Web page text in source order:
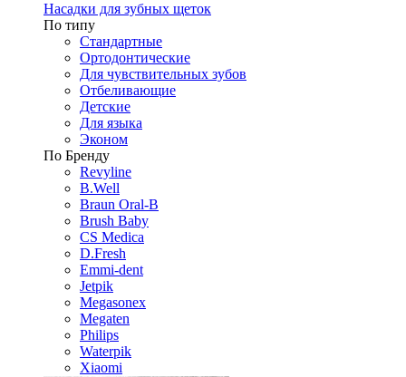
Насадки для зубных щеток
По типу
Стандартные
Ортодонтические
Для чувствительных зубов
Отбеливающие
Детские
Для языка
Эконом
По Бренду
Revyline
B.Well
Braun Oral-B
Brush Baby
CS Medica
D.Fresh
Emmi-dent
Jetpik
Megasonex
Megaten
Philips
Waterpik
Xiaomi